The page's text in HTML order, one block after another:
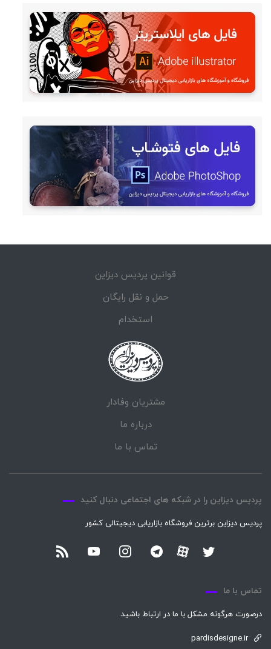
قوانین پردیس دیزاین
حمل و نقل رایگان
استخدام
مشتریان وفادار
درباره ما
تماس با ما
پردیس دیزاین را در شبکه های اجتماعی دنبال کنید
پردیس دیزاین برترین فروشگاه بازاریابی دیجیتالی کشور
تماس با ما
درصورت هرگونه مشکل با ما در ارتباط باشید.
pardisdesigne.ir